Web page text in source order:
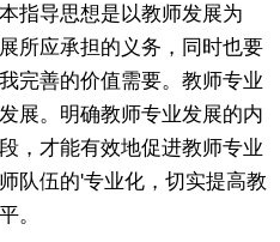
指导思想是以教师发展为
所应承担的义务，同时也要
完善的价值需要。教师专业
展。明确教师专业发展的内
，才能有效地促进教师专业
队伍的'专业化，切实提高教
。